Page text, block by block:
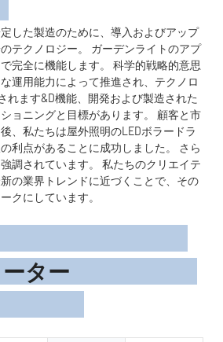
した製造のために、導入およびアップ
テクノロジー。 ガーデンライトのアプ
完全に機能します。 科学的戦略的意思
運用能力によって推進され、テクノロ
れます&D機能、開発および製造された
ョニングと目標があります。 顧客と市
、私たちは屋外照明のLEDボラードラ
利点があることに成功しました。 さら
調されています。 私たちのクリエイテ
の業界トレンドに近づくことで、その
クにしています。
ター